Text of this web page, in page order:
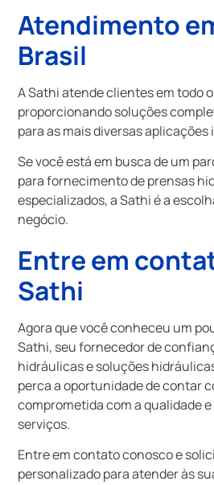
Atendimento
Brasil
A Sathi atende clientes em todo
proporcionando soluções
para as mais diversas
Se você está em busca de um
para fornecimento de prensas
especializados, a Sathi é a
negócio.
Entre em
Sathi
Agora que você conheceu um
Sathi, seu fornecedor de
hidráulicas e soluções
perca a oportunidade de contar
comprometida com a qualidade
serviços.
Entre em contato conosco e
personalizado para atender às